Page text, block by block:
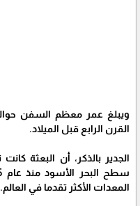
القرن الرابع قبل الميلاد.
المعدات الأكثر تقدما في العالم.